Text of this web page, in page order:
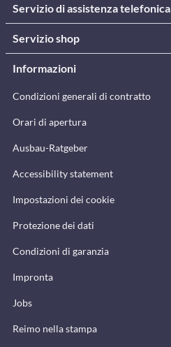
Servizio di assistenza telefonica
Servizio shop
Informazioni
Condizioni generali di contratto
Orari di apertura
Ausbau-Ratgeber
Accessibility statement
Impostazioni dei cookie
Protezione dei dati
Condizioni di garanzia
Impronta
Jobs
Reimo nella stampa